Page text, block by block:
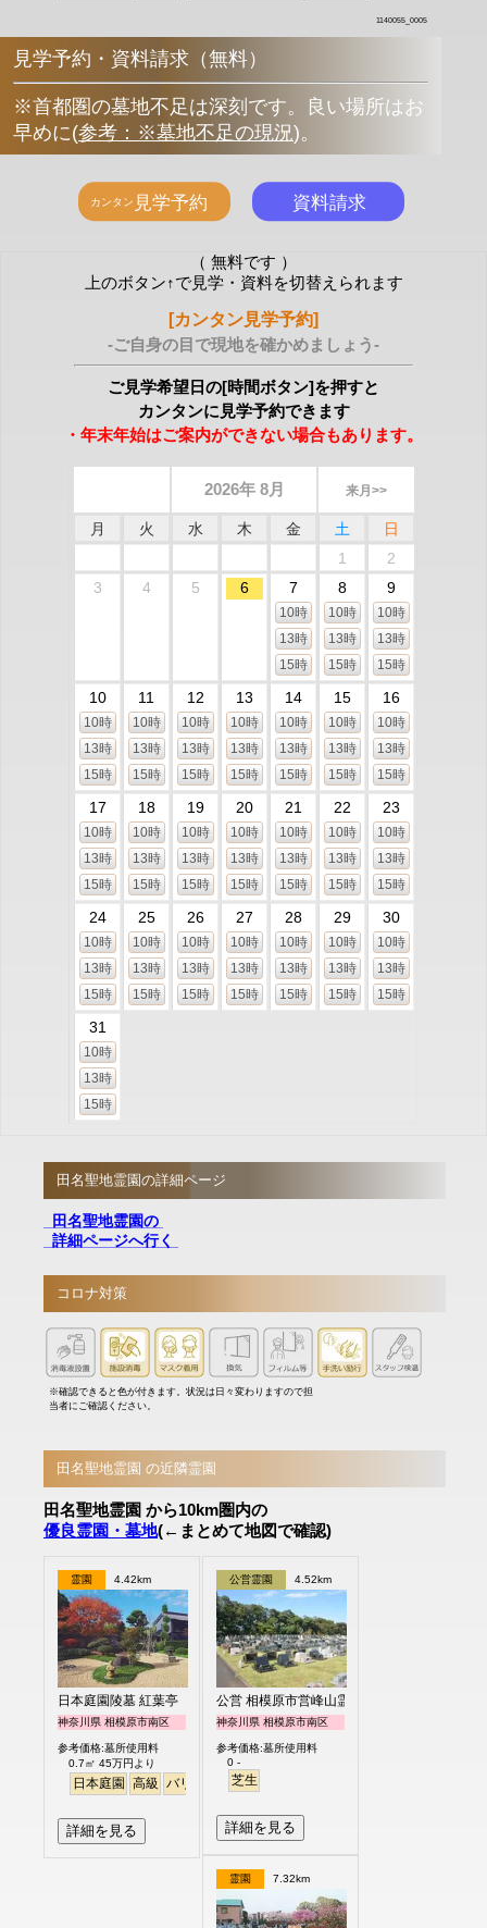
1140055_0005
見学予約・資料請求（無料）
※首都圏の墓地不足は深刻です。良い場所はお
早めに(参考：※墓地不足の現況)。
（ 無料です ）
上のボタン↑で見学・資料を切替えられます
[カンタン見学予約]
-ご自身の目で現地を確かめましょう-
ご見学希望日の[時間ボタン]を押すと
カンタンに見学予約できます
・年末年始はご案内ができない場合もあります。
2026年 8月 来月>>
月 火 水 木 金 土
日
1
2
3
4 5 6 7
10時
13時
15時
8
10時
13時
15時
9
10時
13時
15時
10
10時
13時
15時
11
10時
13時
15時
12
10時
13時
15時
13
10時
13時
15時
14
10時
13時
15時
15
10時
13時
15時
16
10時
13時
15時
17
10時
13時
15時
18
10時
13時
15時
19
10時
13時
15時
20
10時
13時
15時
21
10時
13時
15時
22
10時
13時
15時
23
10時
13時
15時
24
10時
13時
15時
25
10時
13時
15時
26
10時
13時
15時
27
10時
13時
15時
28
10時
13時
15時
29
10時
13時
15時
30
10時
13時
15時
31
10時
13時
15時
田名聖地霊園の詳細ページ
田名聖地霊園の
詳細ページへ行く
コロナ対策
※確認できると色が付きます。状況は日々変わりますので担
当者にご確認ください。
田名聖地霊園 の近隣霊園
田名聖地霊園 から10km圏内の
優良霊園・墓地(←まとめて地図で確認)
霊園 4.42km
日本庭園陵墓 紅葉亭
神奈川県 相模原市南区
参考価格:墓所使用料
0.7㎡ 45万円より
日本庭園 高級 バリアフリー 明るい
詳細を見る
公営霊園 4.52km
公営 相模原市営峰山霊園
神奈川県 相模原市南区
参考価格:墓所使用料
0 -
芝生
詳細を見る
霊園 7.32km